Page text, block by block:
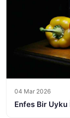
04 Mar 2026
Enfes Bir